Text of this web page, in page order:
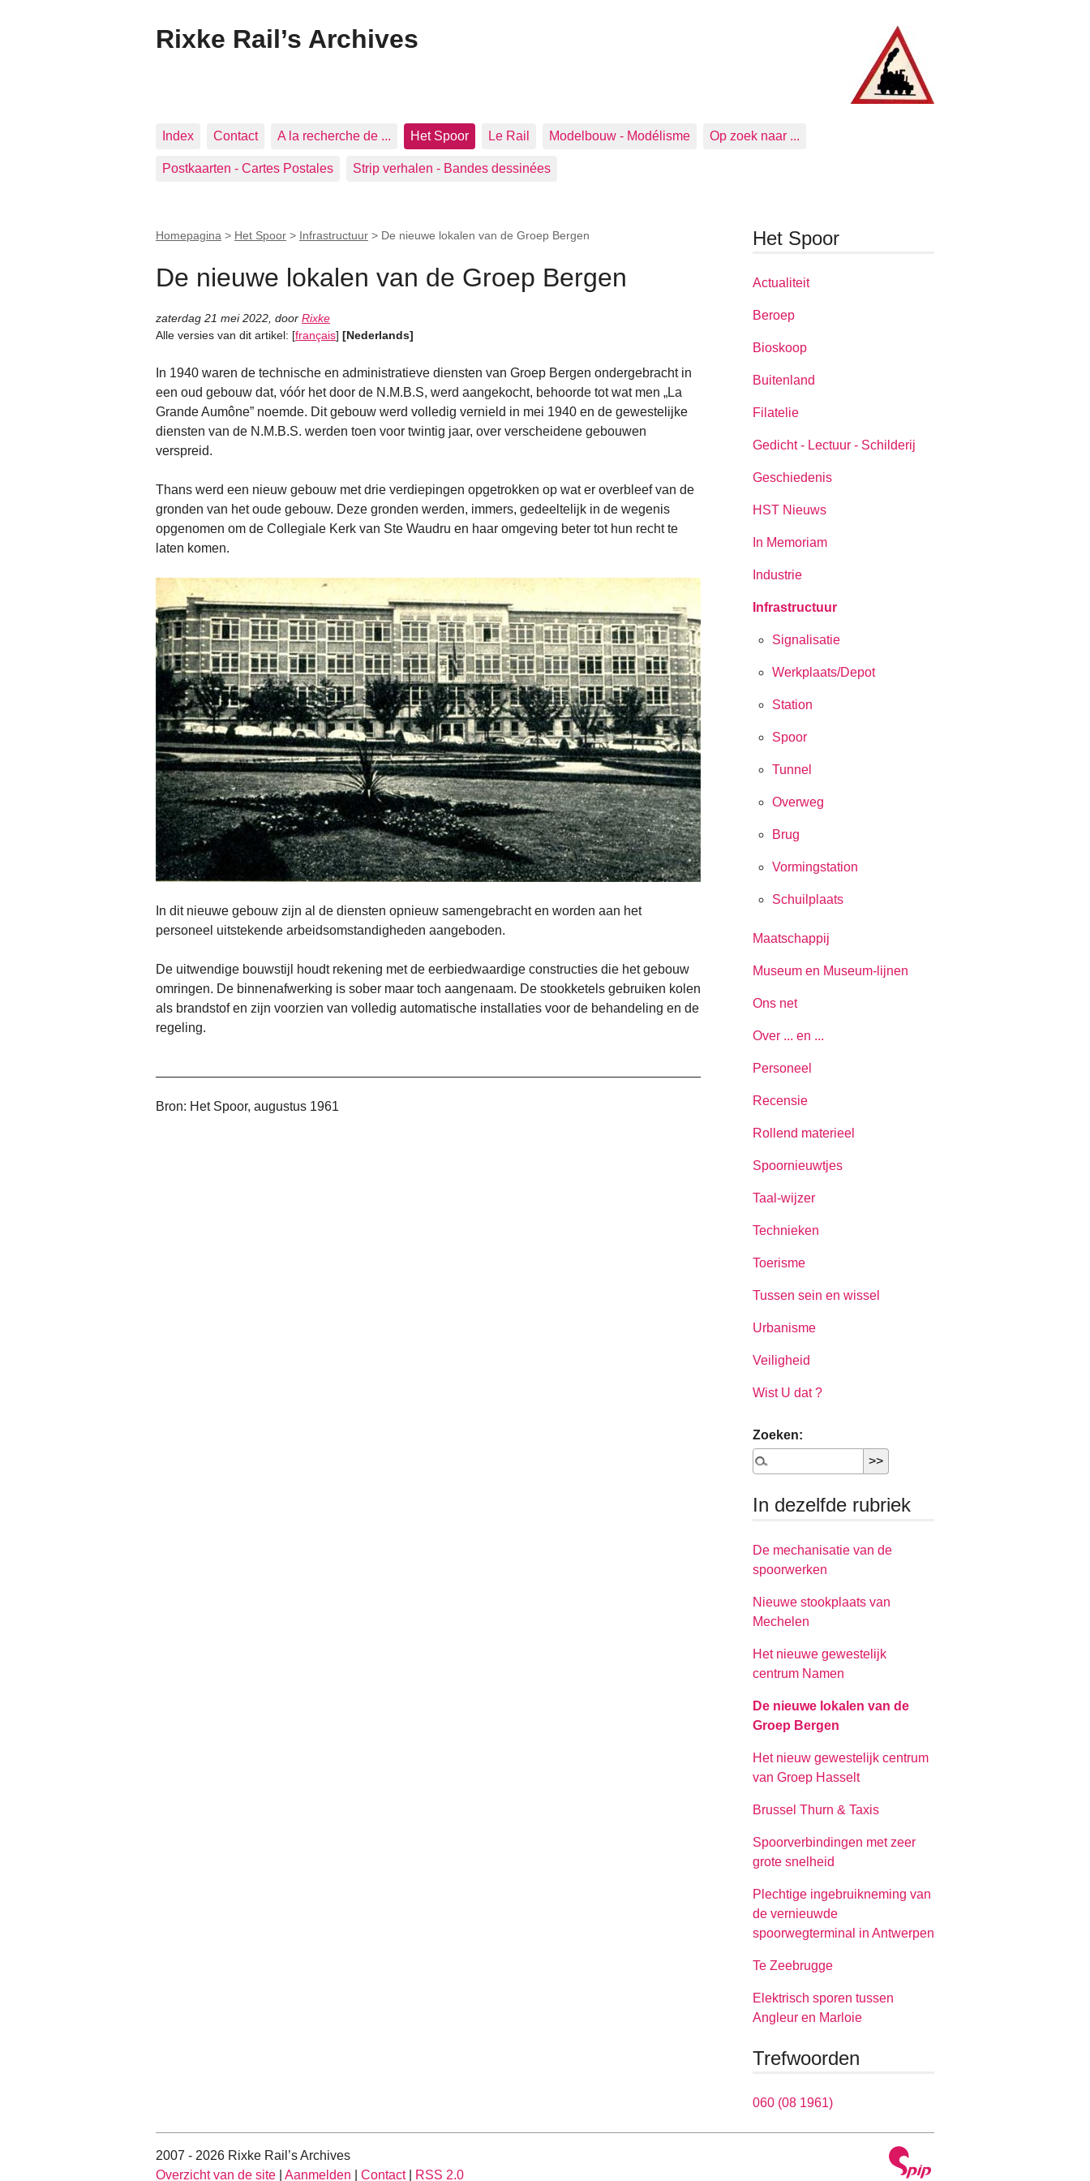
Rixke Rail’s Archives
Index Contact A la recherche de ... Het Spoor Le Rail Modelbouw - Modélisme Op zoek naar ...
Postkaarten - Cartes Postales Strip verhalen - Bandes dessinées
Homepagina > Het Spoor > Infrastructuur > De nieuwe lokalen van de Groep Bergen
De nieuwe lokalen van de Groep Bergen
zaterdag 21 mei 2022 door Rixke
Alle versies van dit artikel: [français] [Nederlands]
In 1940 waren de technische en administratieve diensten van Groep Bergen ondergebracht in
een oud gebouw dat, vóór het door de N.M.B.S, werd aangekocht, behoorde tot wat men „La
Grande Aumône” noemde. Dit gebouw werd volledig vernield in mei 1940 en de gewestelijke
diensten van de N.M.B.S. werden toen voor twintig jaar, over verscheidene gebouwen
verspreid.
Thans werd een nieuw gebouw met drie verdiepingen opgetrokken op wat er overbleef van de
gronden van het oude gebouw. Deze gronden werden, immers, gedeeltelijk in de wegenis
opgenomen om de Collegiale Kerk van Ste Waudru en haar omgeving beter tot hun recht te
laten komen.
In dit nieuwe gebouw zijn al de diensten opnieuw samengebracht en worden aan het
personeel uitstekende arbeidsomstandigheden aangeboden.
De uitwendige bouwstijl houdt rekening met de eerbiedwaardige constructies die het gebouw
omringen. De binnenafwerking is sober maar toch aangenaam. De stookketels gebruiken kolen
als brandstof en zijn voorzien van volledig automatische installaties voor de behandeling en de
regeling.
Bron: Het Spoor, augustus 1961
Het Spoor
Actualiteit
Beroep
Bioskoop
Buitenland
Filatelie
Gedicht - Lectuur - Schilderij
Geschiedenis
HST Nieuws
In Memoriam
Industrie
Infrastructuur
Signalisatie
Werkplaats/Depot
Station
Spoor
Tunnel
Overweg
Brug
Vormingstation
Schuilplaats
Maatschappij
Museum en Museum-lijnen
Ons net
Over ... en ...
Personeel
Recensie
Rollend materieel
Spoornieuwtjes
Taal-wijzer
Technieken
Toerisme
Tussen sein en wissel
Urbanisme
Veiligheid
Wist U dat ?
Zoeken:
In dezelfde rubriek
De mechanisatie van de
spoorwerken
Nieuwe stookplaats van
Mechelen
Het nieuwe gewestelijk
centrum Namen
De nieuwe lokalen van de
Groep Bergen
Het nieuw gewestelijk centrum
van Groep Hasselt
Brussel Thurn & Taxis
Spoorverbindingen met zeer
grote snelheid
Plechtige ingebruikneming van
de vernieuwde
spoorwegterminal in Antwerpen
Te Zeebrugge
Elektrisch sporen tussen
Angleur en Marloie
Trefwoorden
060 (08 1961)
2007 - 2026 Rixke Rail’s Archives
Overzicht van de site
Aanmelden Contact| RSS 2.0